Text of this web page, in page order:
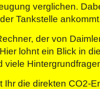
verglichen.
Tankstelle
der von
Hier lohnt ein Blick in
viele
Ihr die direkten CO2-